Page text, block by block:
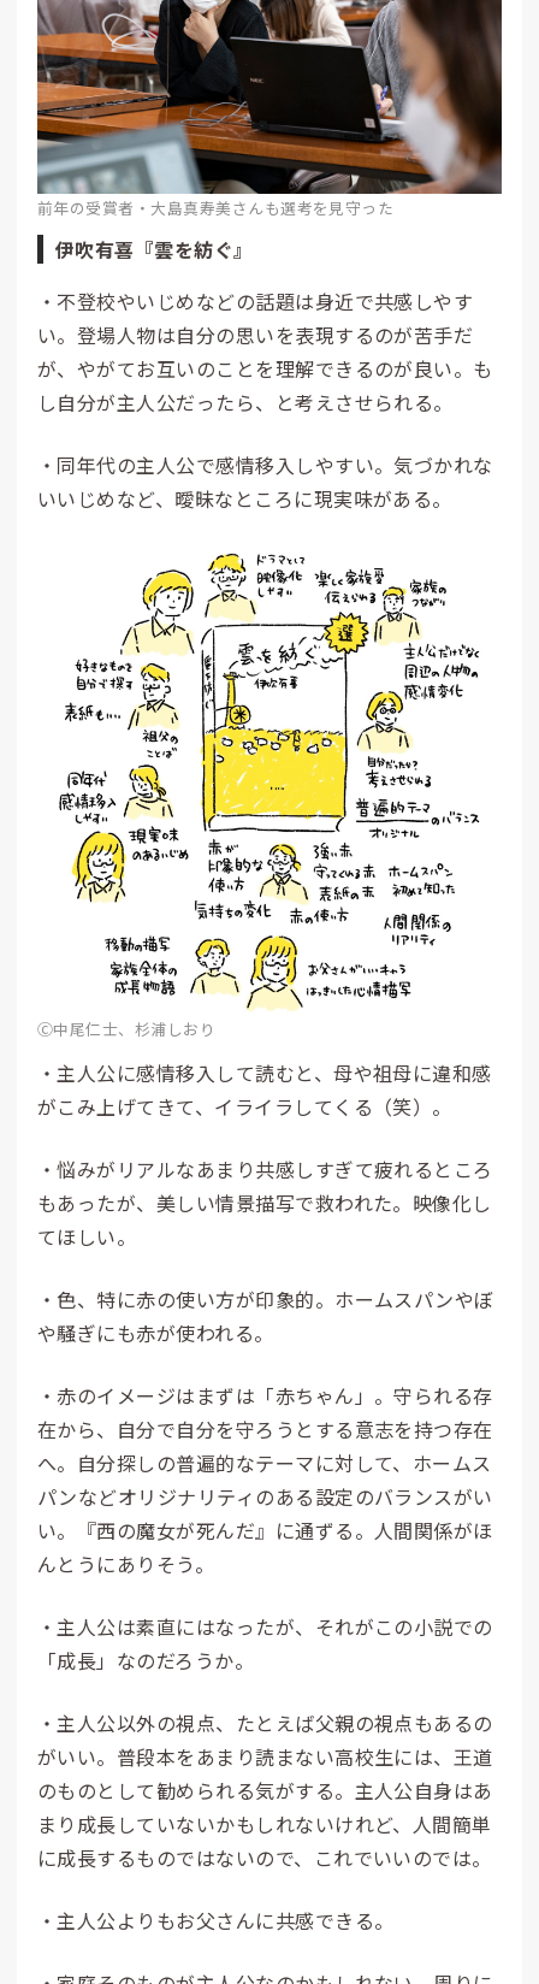
前年の受賞者・大島真寿美さんも選考を見守った
伊吹有喜『雲を紡ぐ』
・不登校やいじめなどの話題は身近で共感しやす
い。登場人物は自分の思いを表現するのが苦手だ
が、やがてお互いのことを理解できるのが良い。も
し自分が主人公だったら、と考えさせられる。
・同年代の主人公で感情移入しやすい。気づかれな
いいじめなど、曖昧なところに現実味がある。
Ⓒ中尾仁士、杉浦しおり
・主人公に感情移入して読むと、母や祖母に違和感
がこみ上げてきて、イライラしてくる（笑）。
・悩みがリアルなあまり共感しすぎて疲れるところ
もあったが、美しい情景描写で救われた。映像化し
てほしい。
・色、特に赤の使い方が印象的。ホームスパンやぼ
や騒ぎにも赤が使われる。
・赤のイメージはまずは「赤ちゃん」。守られる存
在から、自分で自分を守ろうとする意志を持つ存在
へ。自分探しの普遍的なテーマに対して、ホームス
パンなどオリジナリティのある設定のバランスがい
い。『西の魔女が死んだ』に通ずる。人間関係がほ
んとうにありそう。
・主人公は素直にはなったが、それがこの小説での
「成長」なのだろうか。
・主人公以外の視点、たとえば父親の視点もあるの
がいい。普段本をあまり読まない高校生には、王道
のものとして勧められる気がする。主人公自身はあ
まり成長していないかもしれないけれど、人間簡単
に成長するものではないので、これでいいのでは。
・主人公よりもお父さんに共感できる。